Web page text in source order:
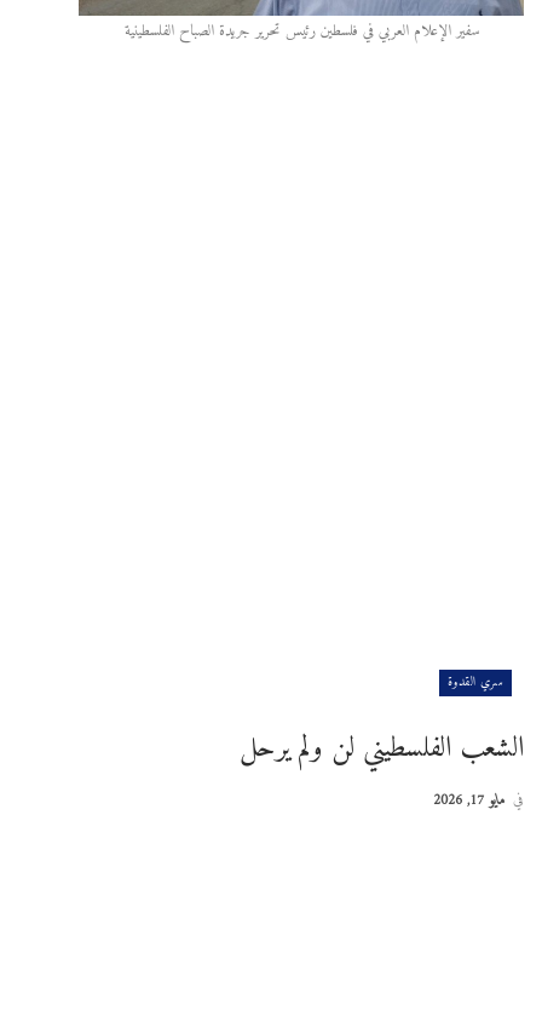
سفير الإعلام العربي في فلسطين رئيس تحرير جريدة الصباح الفلسطينية
سري القدوة
الشعب الفلسطيني لن ولم يرحل
في مايو 17, 2026